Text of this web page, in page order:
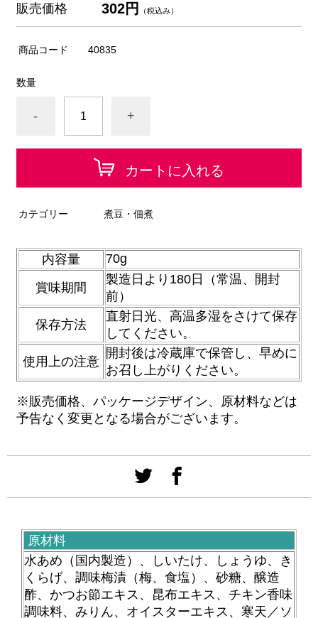
販売価格 302円 （税込み）
商品コード 40835
数量
- +
カートに入れる
カテゴリー 煮豆・佃煮
内容量 70g
賞味期間
製造日より180日（常温、開封
前）
保存方法
直射日光、高温多湿をさけて保存
してください。
使用上の注意
開封後は冷蔵庫で保管し、早めに
お召し上がりください。
※販売価格、パッケージデザイン、原材料などは
予告なく変更となる場合がございます。
原材料
水あめ（国内製造）、しいたけ、しょうゆ、き
くらげ、調味梅漬（梅、食塩）、砂糖、醸造
酢、かつお節エキス、昆布エキス、チキン香味
調味料、みりん、オイスターエキス、寒天／ソ